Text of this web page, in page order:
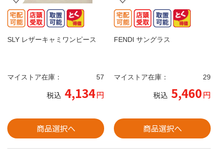
SLY レザーキャミワンピース
マイストア在庫： 57
税込 4,134円
商品選択へ
FENDI サングラス
マイストア在庫： 29
税込 5,460円
商品選択へ